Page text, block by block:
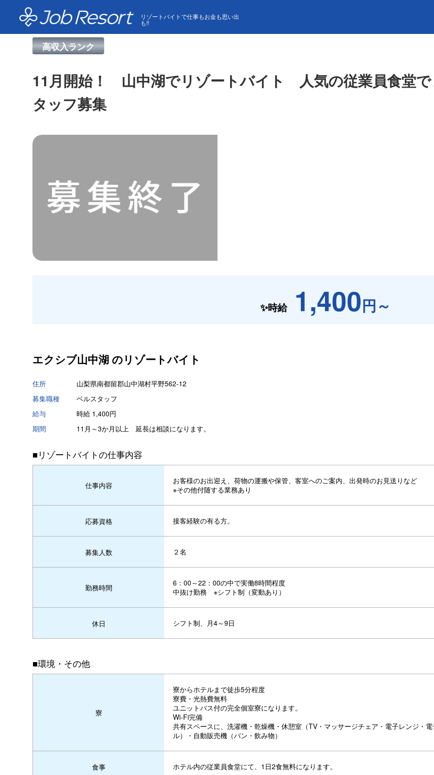
リゾートバイトで仕事もお金も思い出
も!!
HOME 求人一覧
高収入ランク
11月開始！ 山中湖でリゾートバイト 人気の従業員食堂
タッフ募集
✨時給 1,400円～
エクシブ山中湖 のリゾートバイト
住所
山梨県南都留郡山中湖村平野562-12
募集職種
ベルスタッフ
給与
時給 1,400円
期間
11月～3か月以上 延長は相談になります。
■リゾートバイトの仕事内容
仕事内容
お客様のお出迎え、荷物の運搬や保管、客室へのご案内、出発時のお見送りなど
※その他付随する業務あり
応募資格 接客経験の有る方。
募集人数 ２名
勤務時間
6：00～22：00の中で実働8時間程度
中抜け勤務 ※シフト制（変動あり）
休日 シフト制、月4～9日
■環境・その他
寮
寮からホテルまで徒歩5分程度
寮費・光熱費無料
ユニットバス付の完全個室寮になります。
Wi-Fi完備
共有スペースに、洗濯機・乾燥機・休憩室（TV・マッサージチェア・電子レンジ・
ル）・自動販売機（パン・飲み物）
食事 ホテル内の従業員食堂にて、1日2食無料になります。